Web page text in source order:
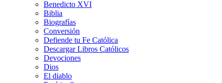
Benedicto XVI
Biblia
Biografías
Conversión
Defiende tu Fe Católica
Descargar Libros Católicos
Devociones
Dios
El diablo